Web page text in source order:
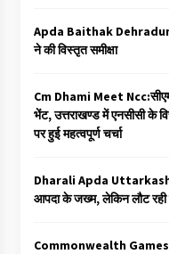
Apda Baithak
ने की विस्तृत समीक्षा
Cm Dhami Meet Ncc:सीएम
भेंट, उत्तराखण्ड में एनसीसी के
पर हुई महत्वपूर्ण चर्चा
Dharali Apda
आपदा के जख्म, लेकिन लौट रही
Commonwealth Games